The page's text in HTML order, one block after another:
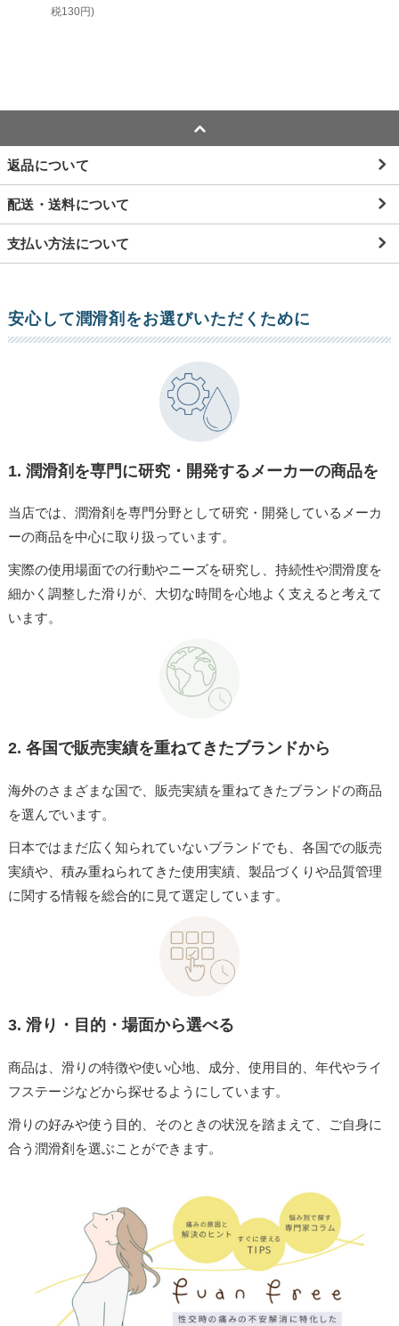
税130円)
返品について
配送・送料について
支払い方法について
安心して潤滑剤をお選びいただくために
1. 潤滑剤を専門に研究・開発するメーカーの商品を
当店では、潤滑剤を専門分野として研究・開発しているメーカ
ーの商品を中心に取り扱っています。
実際の使用場面での行動やニーズを研究し、持続性や潤滑度を
細かく調整した滑りが、大切な時間を心地よく支えると考えて
います。
2. 各国で販売実績を重ねてきたブランドから
海外のさまざまな国で、販売実績を重ねてきたブランドの商品
を選んでいます。
日本ではまだ広く知られていないブランドでも、各国での販売
実績や、積み重ねられてきた使用実績、製品づくりや品質管理
に関する情報を総合的に見て選定しています。
3. 滑り・目的・場面から選べる
商品は、滑りの特徴や使い心地、成分、使用目的、年代やライ
フステージなどから探せるようにしています。
滑りの好みや使う目的、そのときの状況を踏まえて、ご自身に
合う潤滑剤を選ぶことができます。